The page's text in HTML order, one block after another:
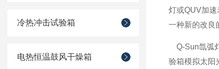
冷热冲击试验箱
电热恒温鼓风干燥箱
灯或QUV加
一种新的改良
Q-Sun氙弧
验箱模拟太阳